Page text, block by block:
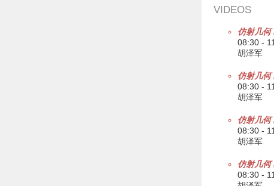
VIDEOS
仿射几何
08:30 -
胡泽军
仿射几何
08:30 -
胡泽军
仿射几何
08:30 -
胡泽军
仿射几何
08:30 -